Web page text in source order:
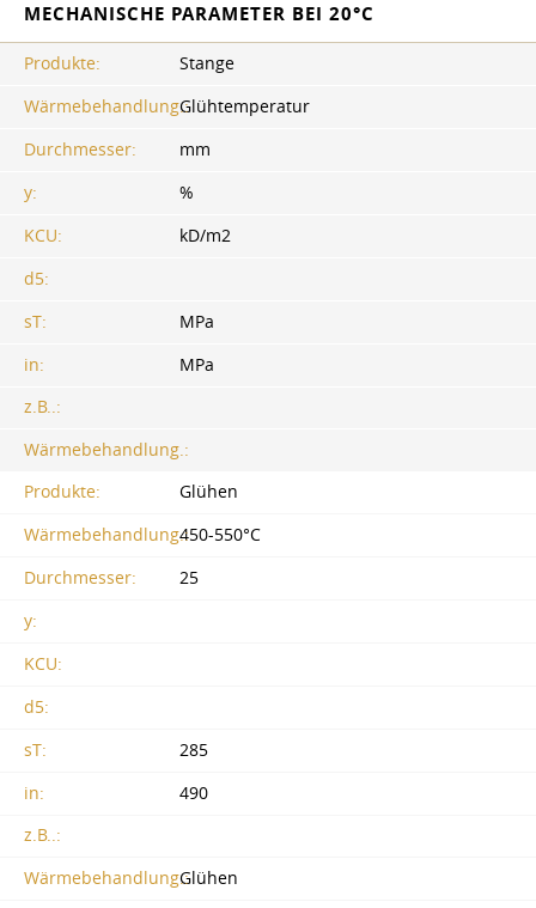
MECHANISCHE PARAMETER BEI 20°C
Produkte:
Stange
Wärmebehandlung.:Glühtemperatur
Durchmesser:
mm
y:
%
KCU:
kD/m2
d5:
sT:
MPa
in:
MPa
z.B..:
Wärmebehandlung.:
Produkte:
Glühen
Wärmebehandlung.:450-550°С
Durchmesser:
25
y:
KCU:
d5:
sT:
285
in:
490
z.B..:
Wärmebehandlung.:Glühen